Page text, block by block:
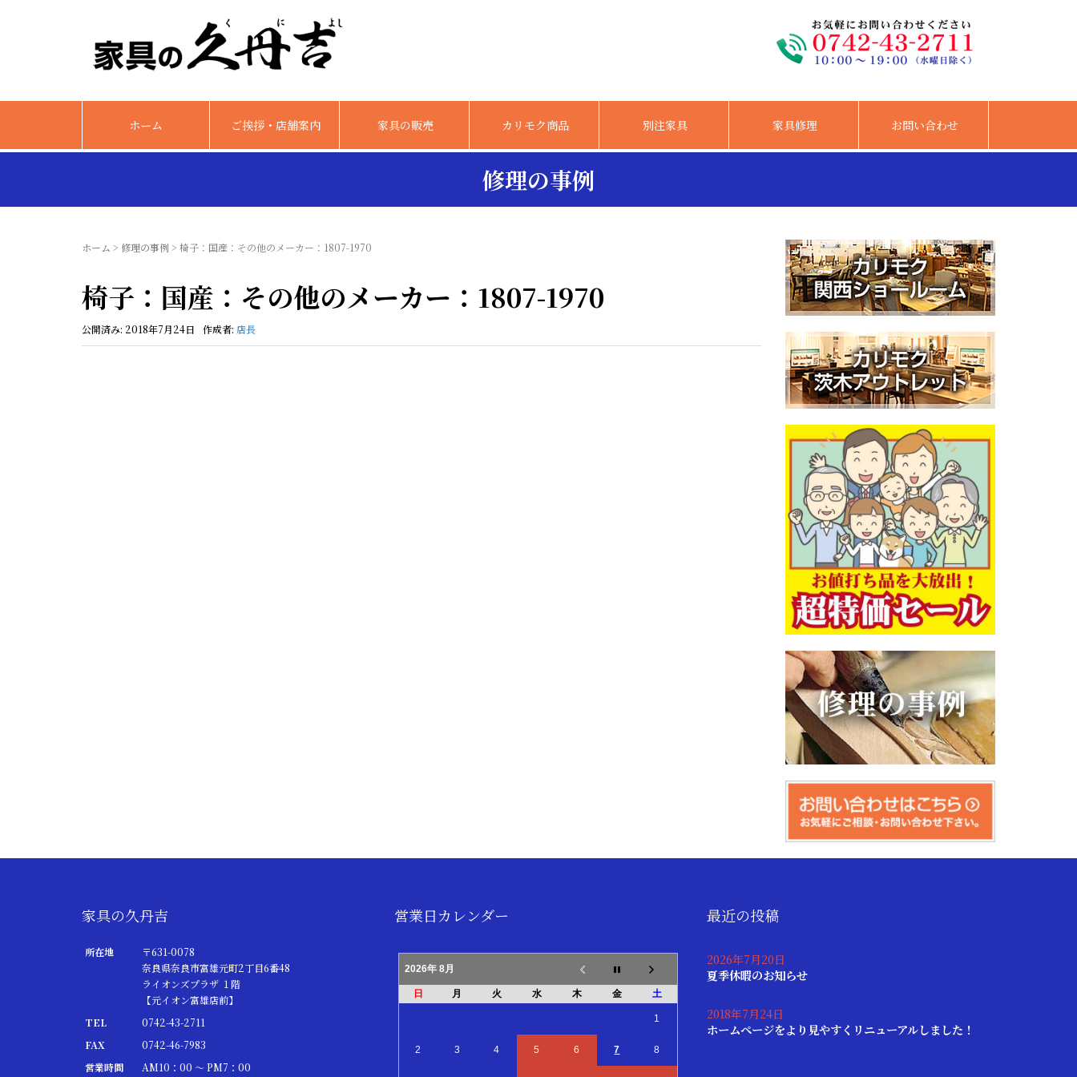
ホーム ご挨拶・店舗案内 家具の販売 カリモク商品 別注家具 家具修理 お問い合わせ
修理の事例
ホーム > 修理の事例 > 椅子：国産：その他のメーカー：1807-1970
椅子：国産：その他のメーカー：1807-1970
公開済み: 2018年7月24日 作成者: 店長
家具の久丹吉
所在地
〒631-0078
奈良県奈良市富雄元町2丁目6番48
ライオンズプラザ １階
【元イオン富雄店前】
TEL
0742-43-2711
FAX
0742-46-7983
営業時間
AM10：00 ～ PM7：00
営業日カレンダー
2026年 8月
日 月 火 水 木 金 土
1
2 3 4 5 6 7 8
最近の投稿
2026年7月20日
夏季休暇のお知らせ
2018年7月24日
ホームページをより見やすくリニューアルしました！